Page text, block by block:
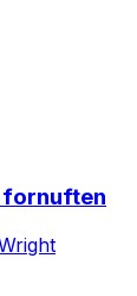
fornuften